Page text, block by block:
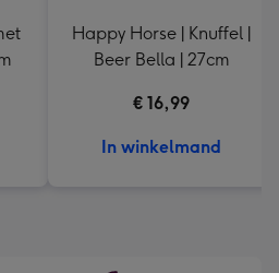
Happy Horse | Knuffel |
Beer Bella | 27cm
€ 16,99
In winkelmand